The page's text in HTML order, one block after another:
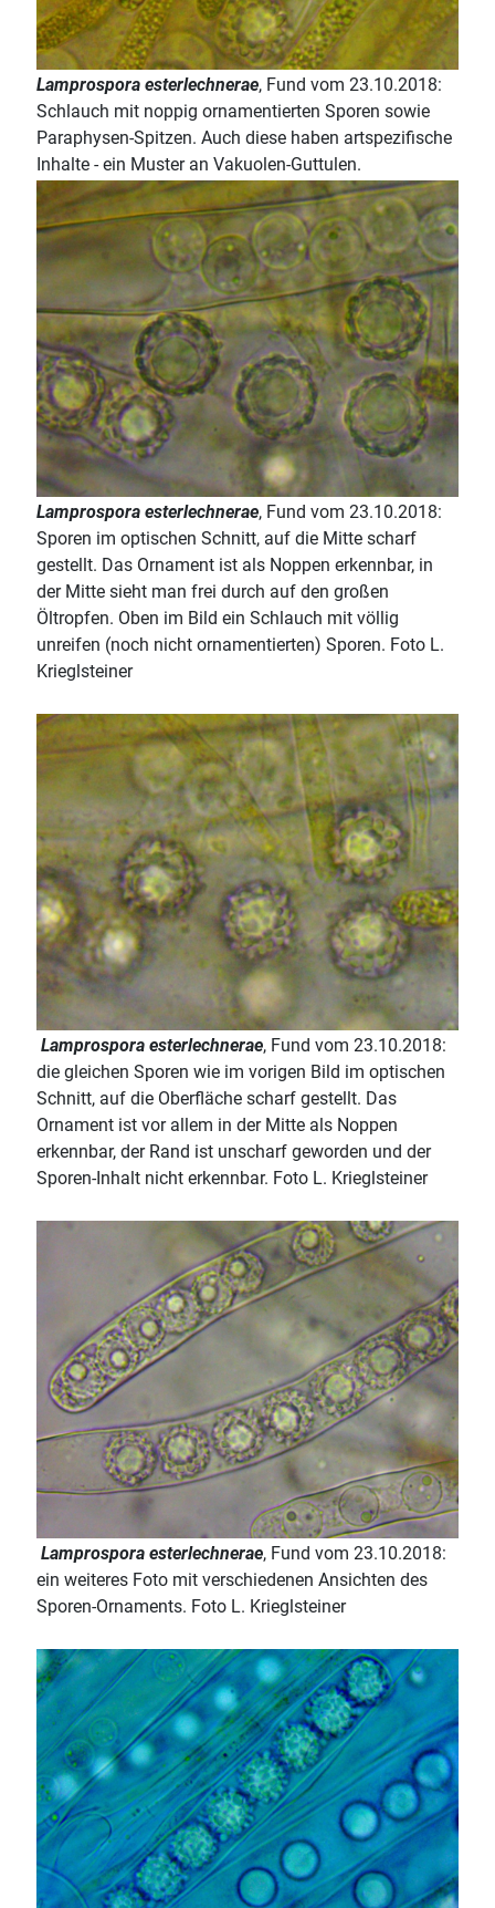
Lamprospora esterlechnerae, Fund vom 23.10.2018:
Schlauch mit noppig ornamentierten Sporen sowie
Paraphysen-Spitzen. Auch diese haben artspezifische
Inhalte - ein Muster an Vakuolen-Guttulen.
Lamprospora esterlechnerae, Fund vom 23.10.2018:
Sporen im optischen Schnitt, auf die Mitte scharf
gestellt. Das Ornament ist als Noppen erkennbar, in
der Mitte sieht man frei durch auf den großen
Öltropfen. Oben im Bild ein Schlauch mit völlig
unreifen (noch nicht ornamentierten) Sporen. Foto L.
Krieglsteiner
Lamprospora esterlechnerae, Fund vom 23.10.2018:
die gleichen Sporen wie im vorigen Bild im optischen
Schnitt, auf die Oberfläche scharf gestellt. Das
Ornament ist vor allem in der Mitte als Noppen
erkennbar, der Rand ist unscharf geworden und der
Sporen-Inhalt nicht erkennbar. Foto L. Krieglsteiner
Lamprospora esterlechnerae, Fund vom 23.10.2018:
ein weiteres Foto mit verschiedenen Ansichten des
Sporen-Ornaments. Foto L. Krieglsteiner